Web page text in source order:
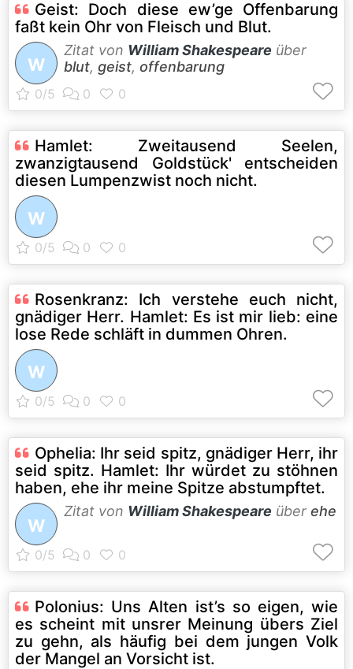
Geist: Doch diese ew’ge Offenbarung
faßt kein Ohr von Fleisch und Blut.
W
Zitat von William Shakespeare über
blut, geist, offenbarung
Hamlet: Zweitausend Seelen,
zwanzigtausend Goldstück' entscheiden
diesen Lumpenzwist noch nicht.
W
Rosenkranz: Ich verstehe euch nicht,
gnädiger Herr. Hamlet: Es ist mir lieb: eine
lose Rede schläft in dummen Ohren.
W
Ophelia: Ihr seid spitz, gnädiger Herr, ihr
seid spitz. Hamlet: Ihr würdet zu stöhnen
haben, ehe ihr meine Spitze abstumpftet.
W
Zitat von William Shakespeare über ehe
Polonius: Uns Alten ist’s so eigen, wie
es scheint mit unsrer Meinung übers Ziel
zu gehn, als häufig bei dem jungen Volk
der Mangel an Vorsicht ist.